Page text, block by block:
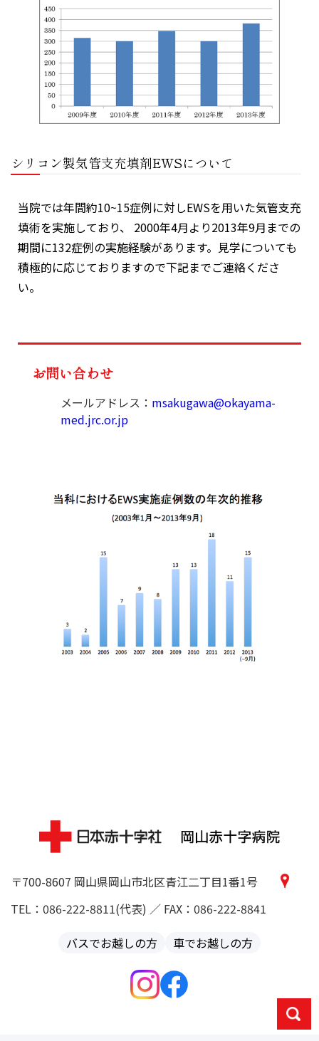
シリコン製気管支充填剤EWSについて
当院では年間約10~15症例に対しEWSを用いた気管支充
填術を実施しており、 2000年4月より2013年9月までの
期間に132症例の実施経験があります。見学についても
積極的に応じておりますので下記までご連絡くださ
い。
お問い合わせ
メールアドレス： msakugawa@okayama-
med.jrc.or.jp
〒700-8607 岡山県岡山市北区青江二丁目1番1号
TEL：086-222-8811(代表) ／ FAX：086-222-8841
バスでお越しの方
車でお越しの方